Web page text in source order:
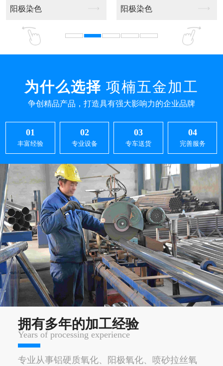
阳极染色 拉丝氧化黑色
为什么选择 项楠五金加工
争创精品产品，打造具有强大影响力的企业品牌
01
丰富经验
02
专业设备
03
专车送货
04
完善服务
拥有多年的加工经验
Years of processing experience
专业从事铝硬质氧化、阳极氧化、喷砂拉丝氧